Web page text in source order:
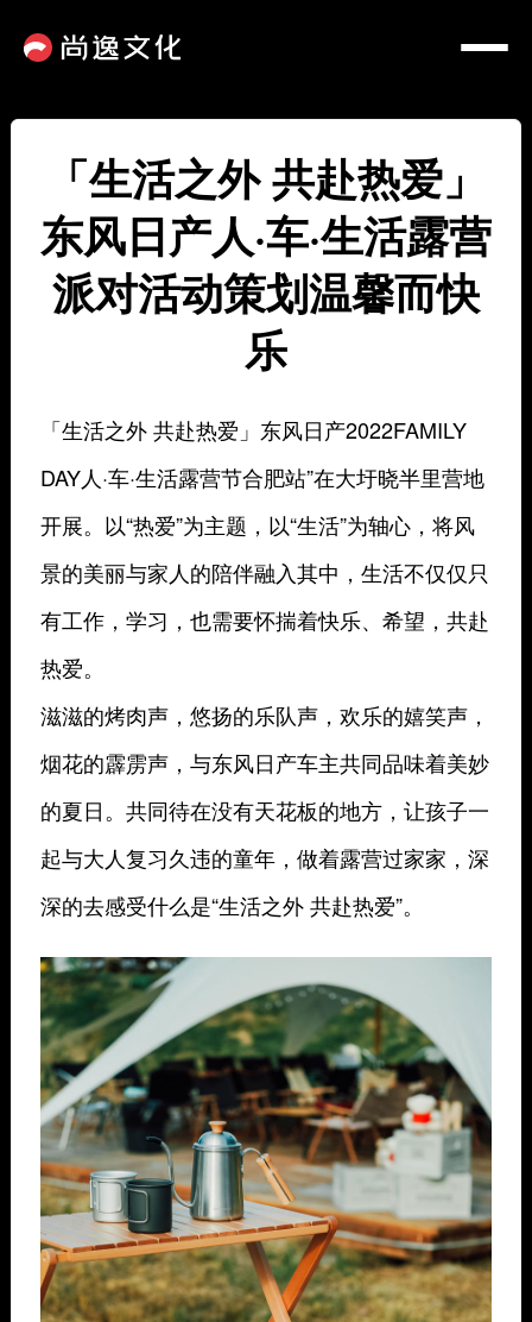
「生活之外 共赴热爱」
东风日产人·车·生活露营
派对活动策划温馨而快
乐
「生活之外 共赴热爱」东风日产2022FAMILY
DAY人·车·生活露营节合肥站”在大圩晓半里营地
开展。以“热爱”为主题，以“生活”为轴心，将风
景的美丽与家人的陪伴融入其中，生活不仅仅只
有工作，学习，也需要怀揣着快乐、希望，共赴
热爱。
滋滋的烤肉声，悠扬的乐队声，欢乐的嬉笑声，
烟花的霹雳声，与东风日产车主共同品味着美妙
的夏日。共同待在没有天花板的地方，让孩子一
起与大人复习久违的童年，做着露营过家家，深
深的去感受什么是“生活之外 共赴热爱”。